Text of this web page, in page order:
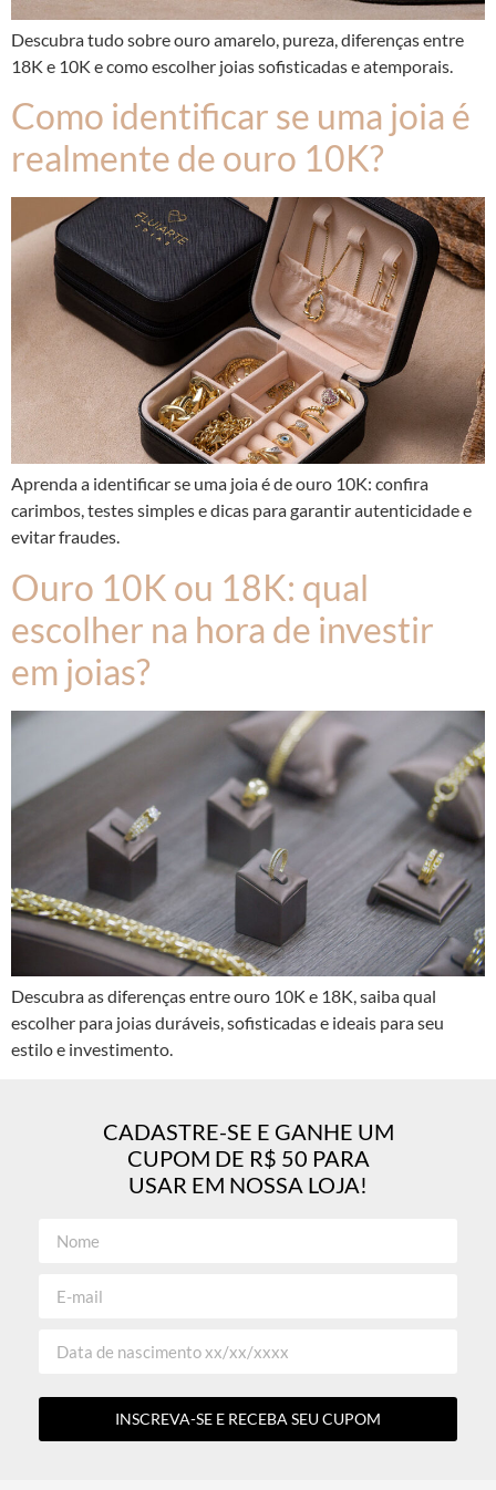
Descubra tudo sobre ouro amarelo, pureza, diferenças entre
18K e 10K e como escolher joias sofisticadas e atemporais.
Como identificar se uma joia é
realmente de ouro 10K?
Aprenda a identificar se uma joia é de ouro 10K: confira
carimbos, testes simples e dicas para garantir autenticidade e
evitar fraudes.
Ouro 10K ou 18K: qual
escolher na hora de investir
em joias?
Descubra as diferenças entre ouro 10K e 18K, saiba qual
escolher para joias duráveis, sofisticadas e ideais para seu
estilo e investimento.
CADASTRE-SE E GANHE UM
CUPOM DE R$ 50 PARA
USAR EM NOSSA LOJA!
INSCREVA-SE E RECEBA SEU CUPOM